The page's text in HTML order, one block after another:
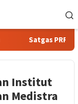
PRR Pacu
Institut
Medistra